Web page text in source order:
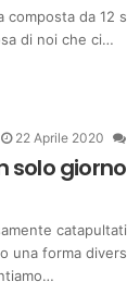
composta da 12
di noi che ci…
22 Aprile 2020
solo
una forma